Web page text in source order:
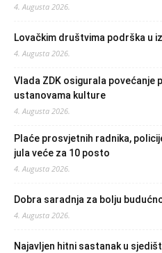
4. Augusta 2026.
Lovačkim društvima podrška u
4. Augusta 2026.
Vlada ZDK osigurala povećanje
ustanovama kulture
4. Augusta 2026.
Plaće prosvjetnih radnika,
jula veće za 10 posto
4. Augusta 2026.
Dobra saradnja za bolju
4. Augusta 2026.
Najavljen hitni sastanak u